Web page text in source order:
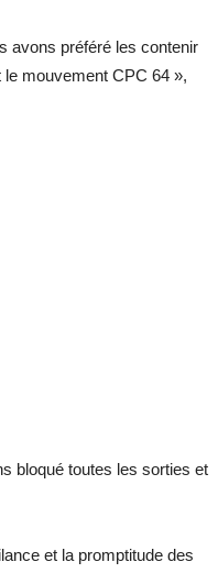
avons préféré les contenir
le mouvement CPC 64 »,
bloqué toutes les sorties et
et la promptitude des